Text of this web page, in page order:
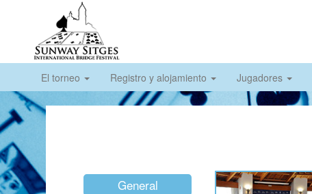
El torneo Registro y alojamiento Jugadores
General